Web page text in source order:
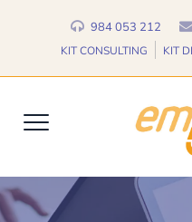
984 053 212
KIT CONSULTING KIT